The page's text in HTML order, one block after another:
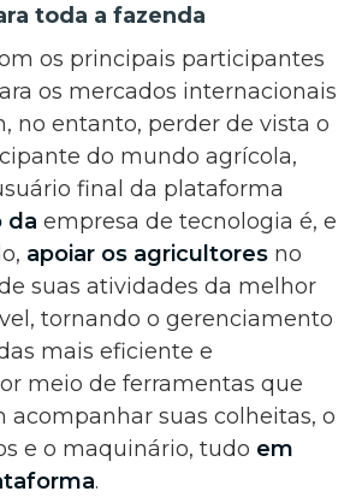
toda a fazenda
os principais participantes
os mercados internacionais
no entanto, perder de vista o
do mundo agrícola,
final da plataforma
da empresa de tecnologia é, e
apoiar os agricultores no
suas atividades da melhor
tornando o gerenciamento
mais eficiente e
meio de ferramentas que
acompanhar suas colheitas, o
e o maquinário, tudo em
.